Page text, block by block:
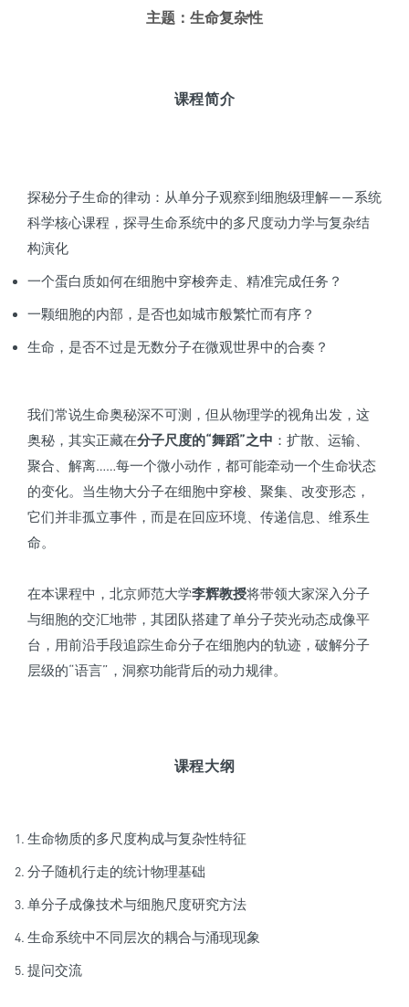
主题：生命复杂性
课程简介
探秘分子生命的律动：从单分子观察到细胞级理解——系统
科学核心课程，探寻生命系统中的多尺度动力学与复杂结
构演化
一个蛋白质如何在细胞中穿梭奔走、精准完成任务？
一颗细胞的内部，是否也如城市般繁忙而有序？
生命，是否不过是无数分子在微观世界中的合奏？
我们常说生命奥秘深不可测，但从物理学的视角出发，这
奥秘，其实正藏在分子尺度的“舞蹈”之中 ：扩散、运输、
聚合、解离……每一个微小动作，都可能牵动一个生命状态
的变化。当生物大分子在细胞中穿梭、聚集、改变形态，
它们并非孤立事件，而是在回应环境、传递信息、维系生
命。
在本课程中，北京师范大学李辉教授将带领大家深入分子
与细胞的交汇地带，其团队搭建了单分子荧光动态成像平
台，用前沿手段追踪生命分子在细胞内的轨迹，破解分子
层级的“语言”，洞察功能背后的动力规律。
课程大纲
生命物质的多尺度构成与复杂性特征
分子随机行走的统计物理基础
单分子成像技术与细胞尺度研究方法
生命系统中不同层次的耦合与涌现现象
提问交流